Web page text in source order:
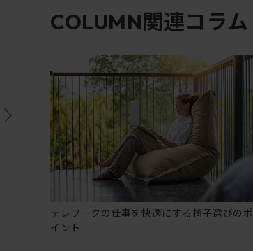
COLUMN関連コラム
テレワークの仕事を快適にする椅子選びのポ
イント